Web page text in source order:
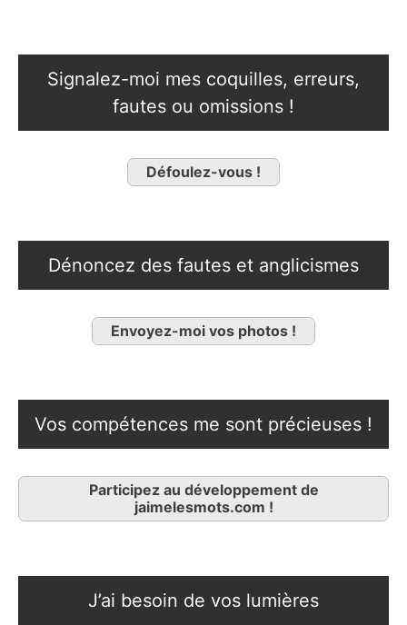
Signalez-moi mes coquilles, erreurs,
fautes ou omissions !
Défoulez-vous !
Dénoncez des fautes et anglicismes
Envoyez-moi vos photos !
Vos compétences me sont précieuses !
Participez au développement de
jaimelesmots.com !
J’ai besoin de vos lumières